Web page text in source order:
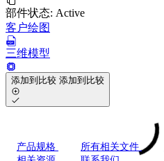
部件状态: Active
客户绘图
三维模型
添加到比较 添加到比较
产品规格 所有相关文件